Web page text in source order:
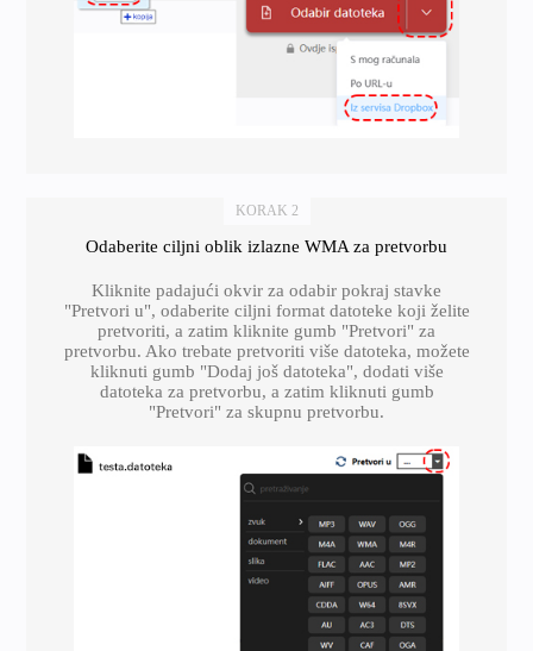
KORAK 2
Odaberite ciljni oblik izlazne WMA za pretvorbu
Kliknite padajući okvir za odabir pokraj stavke
"Pretvori u", odaberite ciljni format datoteke koji želite
pretvoriti, a zatim kliknite gumb "Pretvori" za
pretvorbu. Ako trebate pretvoriti više datoteka, možete
kliknuti gumb "Dodaj još datoteka", dodati više
datoteka za pretvorbu, a zatim kliknuti gumb
"Pretvori" za skupnu pretvorbu.